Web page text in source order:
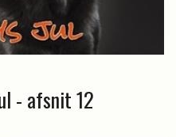
- afsnit 12